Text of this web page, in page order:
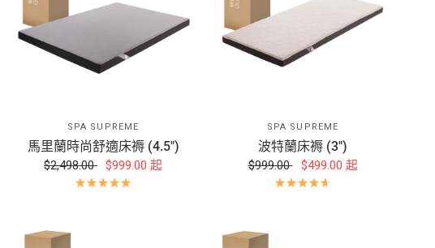
SPA SUPREME
馬里蘭時尚舒適床褥 (4.5")
$2,498.00 $999.00 起
SPA SUPREME
波特蘭床褥 (3")
$999.00 $499.00 起